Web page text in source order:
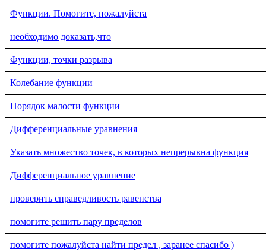
Функции. Помогите, пожалуйста
необходимо доказать,что
Функции, точки разрыва
Колебание функции
Порядок малости функции
Дифференциальные уравнения
Указать множество точек, в которых непрерывна функция
Дифференциальное уравнение
проверить справедливость равенства
помогите решить пару пределов
помогите пожалуйста найти предел , заранее спасибо )